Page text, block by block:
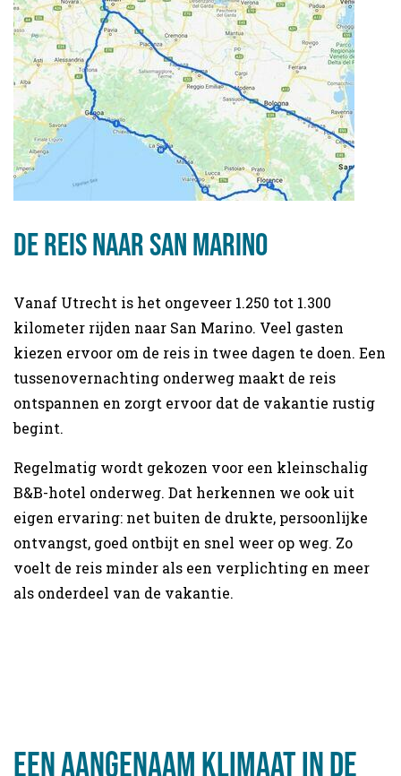
De reis naar San Marino
Vanaf Utrecht is het ongeveer 1.250 tot 1.300
kilometer rijden naar San Marino. Veel gasten
kiezen ervoor om de reis in twee dagen te doen. Een
tussenovernachting onderweg maakt de reis
ontspannen en zorgt ervoor dat de vakantie rustig
begint.
Regelmatig wordt gekozen voor een kleinschalig
B&B-hotel onderweg. Dat herkennen we ook uit
eigen ervaring: net buiten de drukte, persoonlijke
ontvangst, goed ontbijt en snel weer op weg. Zo
voelt de reis minder als een verplichting en meer
als onderdeel van de vakantie.
Een aangenaam klimaat in de